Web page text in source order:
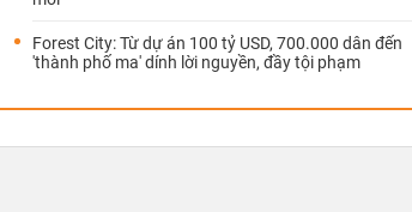
Forest City: Từ dự án 100 tỷ USD, 700.000 dân đến
'thành phố ma' dính lời nguyền, đầy tội phạm